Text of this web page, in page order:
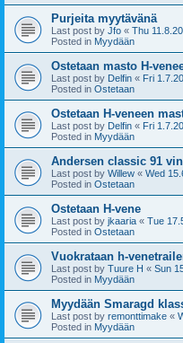
Purjeita myytävänä
Last post by Jfo « Thu
Posted in Myydään
Ostetaan masto H-
Last post by Delfin « Fri
Posted in Ostetaan
Ostetaan H-veneen
Last post by Delfin « Fri
Posted in Myydään
Andersen classic 91
Last post by Willew « Wed
Posted in Ostetaan
Ostetaan H-vene
Last post by jkaaria « Tue
Posted in Ostetaan
Vuokrataan h-
Last post by Tuure H « Sun
Posted in Myydään
Myydään Smaragd
Last post by remonttimake «
Posted in Myydään